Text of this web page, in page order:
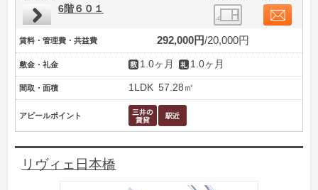
6階６０１
賃料・管理費・共益費 292,000円 20,000円
敷金・礼金 1.0ヶ月 1.0ヶ月
間取・面積 1LDK 57.28㎡
アピールポイント
リヴィェ日本橋